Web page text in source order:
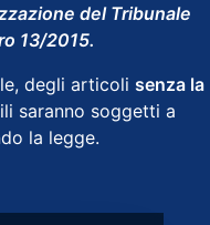
del Tribunale
13/2015.
degli articoli senza la
saranno soggetti a
la legge.